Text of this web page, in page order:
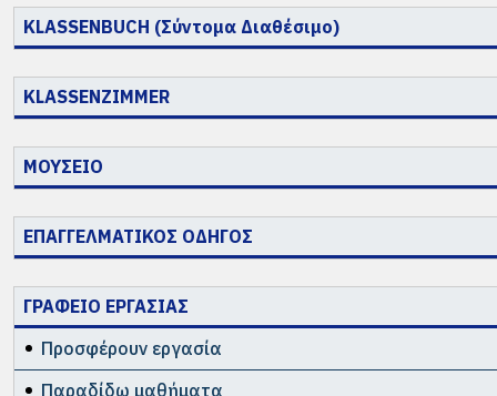
KLASSENBUCH (Σύντομα Διαθέσιμο)
KLASSENZIMMER
ΜΟΥΣΕΙΟ
ΕΠΑΓΓΕΛΜΑΤΙΚΟΣ ΟΔΗΓΟΣ
ΓΡΑΦΕΙΟ ΕΡΓΑΣΙΑΣ
Προσφέρουν εργασία
Παραδίδω μαθήματα